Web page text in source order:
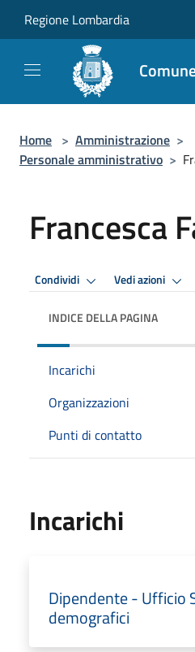
Regione Lombardia
Home > Amministrazione >
Personale amministrativo >
Francesca
Condividi Vedi azioni
INDICE DELLA PAGINA
Incarichi
Organizzazioni
Punti di contatto
Incarichi
Dipendente - Ufficio
demografici